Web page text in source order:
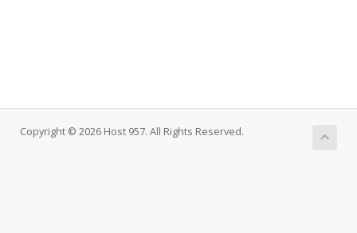
Copyright © 2026 Host 957. All Rights Reserved.